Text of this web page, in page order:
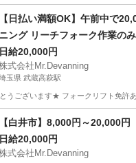
【日払い満額OK】午前中で
ニング リーチフォーク作業の
し！
日給20,000円
式会社Mr.Devanning
玉県 武蔵高萩駅
うございます★ フォークリフト免許
武蔵高萩駅 倉庫
【白井市】8,000円～20,000
日給20,000円
式会社Mr.Devanning